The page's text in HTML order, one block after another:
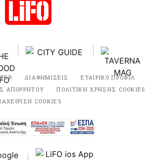
ΔΙΑΦΗΜΙΣΕΙΣ ΕΤΑΙΡΙΚΟ ΠΡΟΦΙΛ
ΑΠΟΡΡΗΤΟΥ
ΠΟΛΙΤΙΚΗ ΧΡΗΣΗΣ COOKIES
COOKIES